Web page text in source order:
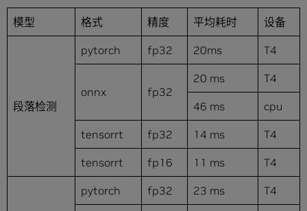
模型 格式 精度 平均耗时 设备
段落检测
pytorch fp32 20ms T4
onnx fp32
20 ms T4
46 ms cpu
tensorrt fp32 14 ms T4
tensorrt fp16 11 ms T4
pytorch fp32 23 ms T4